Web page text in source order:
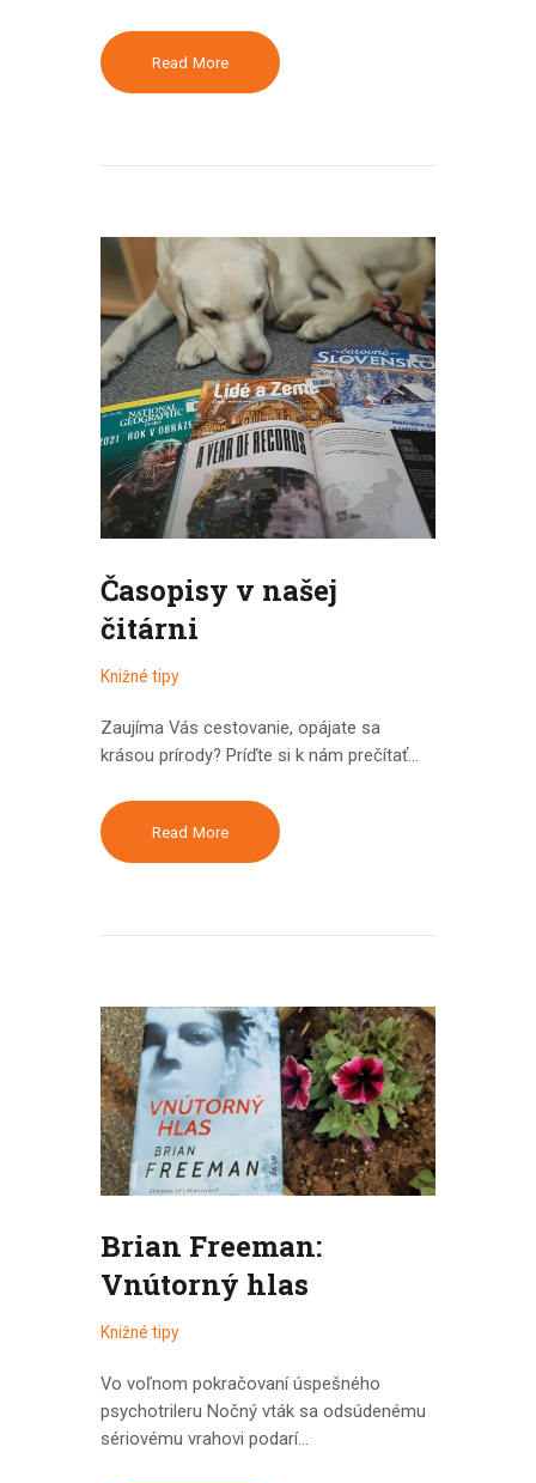
Read More
Časopisy v našej
čitárni
Knižné tipy
Zaujíma Vás cestovanie, opájate sa
krásou prírody? Príďte si k nám prečítať…
Read More
Brian Freeman:
Vnútorný hlas
Knižné tipy
Vo voľnom pokračovaní úspešného
psychotrileru Nočný vták sa odsúdenému
sériovému vrahovi podarí…